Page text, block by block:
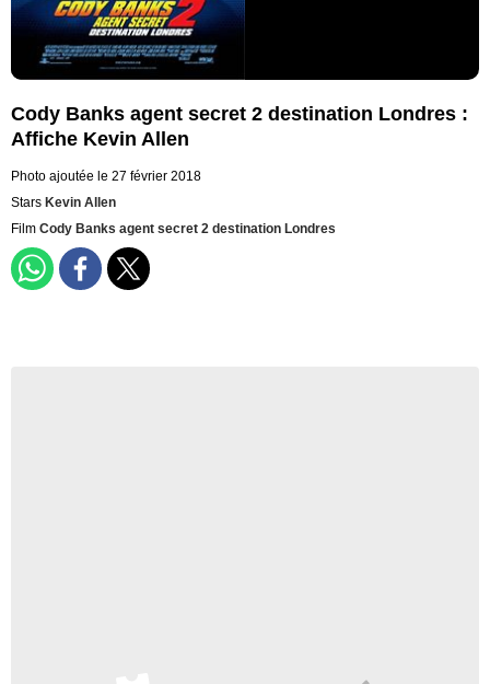
Cody Banks agent secret 2 destination Londres :
Affiche Kevin Allen
Photo ajoutée le 27 février 2018
Stars Kevin Allen
Film Cody Banks agent secret 2 destination Londres